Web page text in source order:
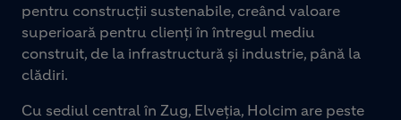
pentru construcții sustenabile, creând valoare
superioară pentru clienți în întregul mediu
construit, de la infrastructură și industrie, până la
clădiri.
Cu sediul central în Zug, Elveția, Holcim are peste